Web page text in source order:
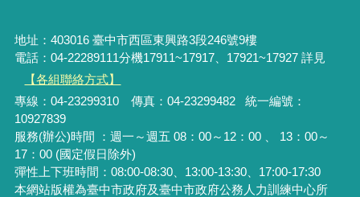
地址：403016 臺中市西區東興路3段246號9樓
電話：04-22289111分機17911~17917、17921~17927 詳見
【各組聯絡方式】
專線：04-23299310 傳真：04-23299482 統一編號：
10927839
服務(辦公)時間 ：週一～週五 08：00～12：00 、 13：00～
17：00 (國定假日除外)
彈性上下班時間：08:00-08:30、13:00-13:30、17:00-17:30
本網站版權為臺中市政府及臺中市政府公務人力訓練中心所